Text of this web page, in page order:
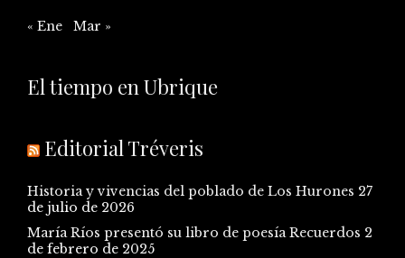
« Ene Mar »
El tiempo en Ubrique
Editorial Tréveris
Historia y vivencias del poblado de Los Hurones 27
de julio de 2026
María Ríos presentó su libro de poesía Recuerdos 2
de febrero de 2025